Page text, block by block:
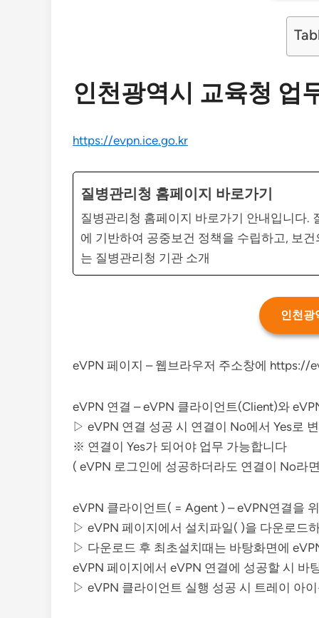
인천광역시 교육청 업
https://evpn.ice.go.kr
질병관리청 홈페이지 바로가기
질병관리청 홈페이지 바로가기 안내입니다.
에 기반하여 공중보건 정책을 수립하고, 보
는 질병관리청 기관 소개
인천광
eVPN 페이지 – 웹브라우저 주소창에 https://
eVPN 연결 – eVPN 클라이언트(Client)와
▷ eVPN 연결 성공 시 연결이 No에서 Yes로
※ 연결이 Yes가 되어야 업무 가능합니다
( eVPN 로그인에 성공하더라도 연결이 No라
eVPN 클라이언트( = Agent ) – eVPN연결을
▷ eVPN 페이지에서 설치파일( )을 다운로드
▷ 다운로드 후 최초설치때는 바탕화면에
eVPN 페이지에서 eVPN 연결에 성공할 시 바
▷ eVPN 클라이언트 실행 성공 시 트레이 아